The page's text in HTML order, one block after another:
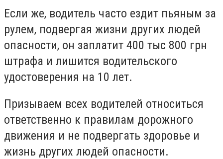
Если же, водитель часто ездит пьяным за
рулем, подвергая жизни других людей
опасности, он заплатит 400 тыс 800 грн
штрафа и лишится водительского
удостоверения на 10 лет.
Призываем всех водителей относиться
ответственно к правилам дорожного
движения и не подвергать здоровье и
жизнь других людей опасности.